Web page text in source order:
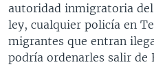
autoridad inmigratoria
ley, cualquier policía en
migrantes que entran
podría ordenarles salir de